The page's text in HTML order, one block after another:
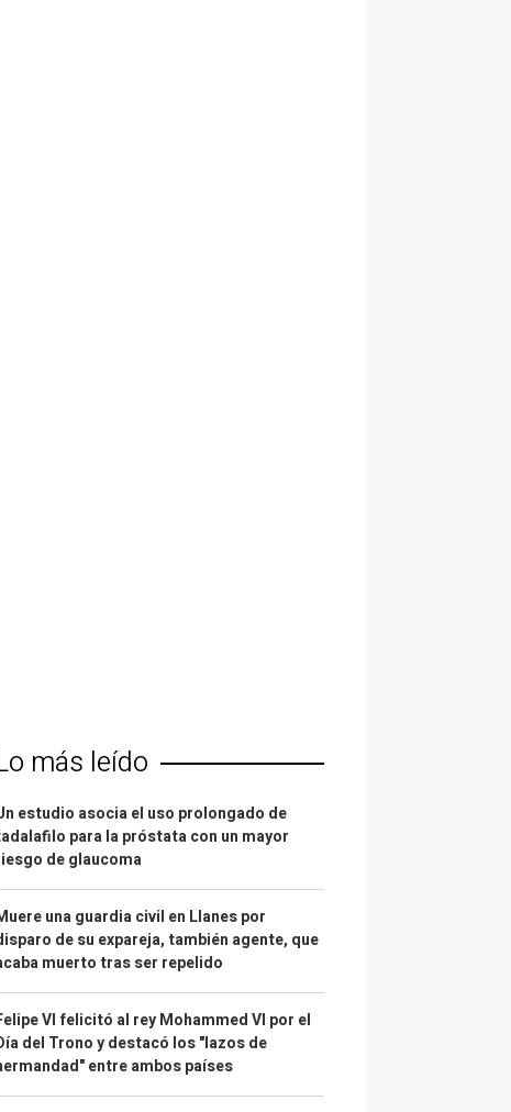
más leído
estudio asocia el uso prolongado de
para la próstata con un mayor
de glaucoma
una guardia civil en Llanes por
de su expareja, también agente, que
muerto tras ser repelido
VI felicitó al rey Mohammed VI por el
del Trono y destacó los "lazos de
entre ambos países